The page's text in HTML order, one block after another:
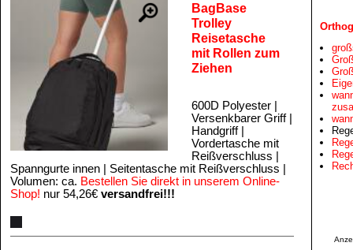
BagBase
Trolley
Reisetasche
mit Rollen zum
Ziehen
600D Polyester |
Versenkbarer Griff |
Handgriff |
Vordertasche mit
Reißverschluss |
Spanngurte innen | Seitentasche mit Reißverschluss |
Volumen: ca. Bestellen Sie direkt in unserem Online-
Shop! nur 54,26€ versandfrei!!!